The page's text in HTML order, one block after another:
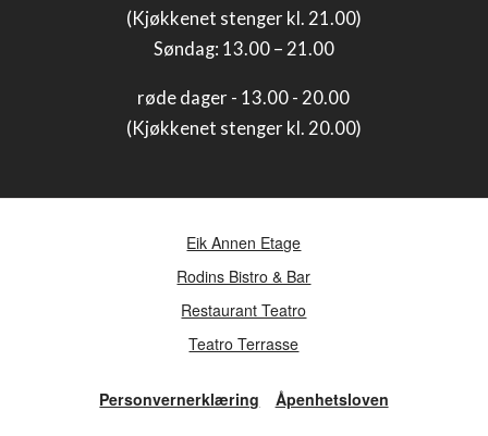
(Kjøkkenet stenger kl. 21.00)
Søndag: 13.00 – 21.00
røde dager - 13.00 - 20.00
(Kjøkkenet stenger kl. 20.00)
Personvernerklæring Åpenhetsloven
Eik Annen Etage
Rodins Bistro & Bar
Restaurant Teatro
Teatro Terrasse